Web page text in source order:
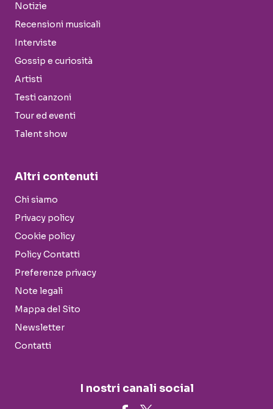
Notizie
Recensioni musicali
Interviste
Gossip e curiosità
Artisti
Testi canzoni
Tour ed eventi
Talent show
Altri contenuti
Chi siamo
Privacy policy
Cookie policy
Policy Contatti
Preferenze privacy
Note legali
Mappa del Sito
Newsletter
Contatti
I nostri canali social